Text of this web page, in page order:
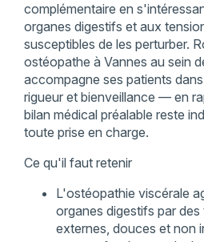
complémentaire en
organes digestifs et aux
susceptibles de les perturber.
ostéopathe à Vannes au sein
accompagne ses patients
rigueur et bienveillance — en
bilan médical préalable reste
toute prise en charge.
Ce qu'il faut retenir
L'ostéopathie viscérale
organes digestifs par
externes, douces et non